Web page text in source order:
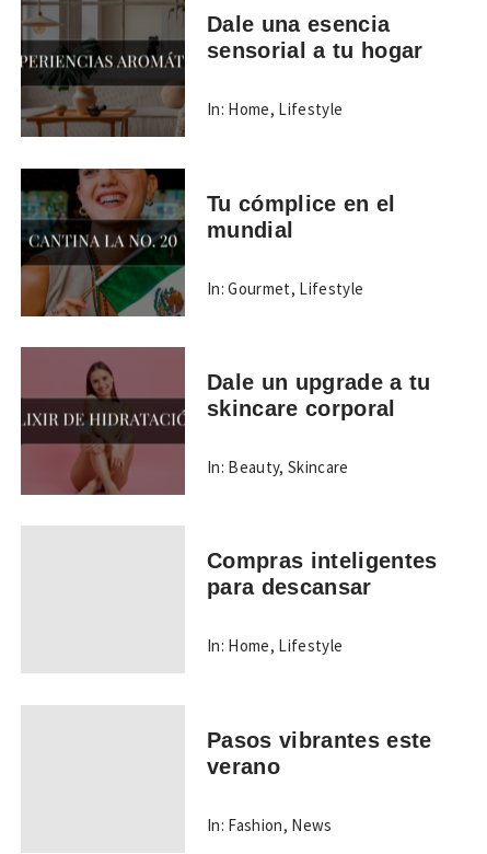
Dale una esencia
sensorial a tu hogar
In: Home, Lifestyle
Tu cómplice en el
mundial
In: Gourmet, Lifestyle
Dale un upgrade a tu
skincare corporal
In: Beauty,Skincare
Compras inteligentes
para descansar
In: Home, Lifestyle
Pasos vibrantes este
verano
In: Fashion, News